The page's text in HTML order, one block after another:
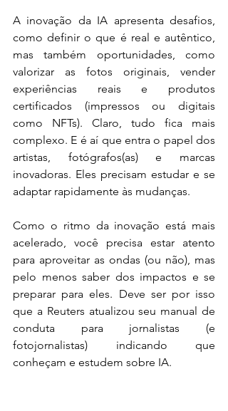
A inovação da IA apresenta desafios,
como definir o que é real e autêntico,
mas também oportunidades, como
valorizar as fotos originais, vender
experiências reais e produtos
certificados (impressos ou digitais
como NFTs). Claro, tudo fica mais
complexo. E é aí que entra o papel dos
artistas, fotógrafos(as) e marcas
inovadoras. Eles precisam estudar e se
adaptar rapidamente às mudanças.
Como o ritmo da inovação está mais
acelerado, você precisa estar atento
para aproveitar as ondas (ou não), mas
pelo menos saber dos impactos e se
preparar para eles. Deve ser por isso
que a Reuters atualizou seu manual de
conduta para jornalistas (e
fotojornalistas) indicando que
conheçam e estudem sobre IA.